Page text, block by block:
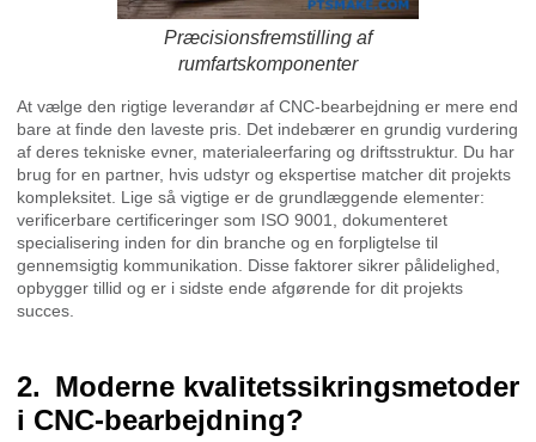
Præcisionsfremstilling af
rumfartskomponenter
At vælge den rigtige leverandør af CNC-bearbejdning er mere end
bare at finde den laveste pris. Det indebærer en grundig vurdering
af deres tekniske evner, materialeerfaring og driftsstruktur. Du har
brug for en partner, hvis udstyr og ekspertise matcher dit projekts
kompleksitet. Lige så vigtige er de grundlæggende elementer:
verificerbare certificeringer som ISO 9001, dokumenteret
specialisering inden for din branche og en forpligtelse til
gennemsigtig kommunikation. Disse faktorer sikrer pålidelighed,
opbygger tillid og er i sidste ende afgørende for dit projekts
succes.
Moderne kvalitetssikringsmetoder
i CNC-bearbejdning?